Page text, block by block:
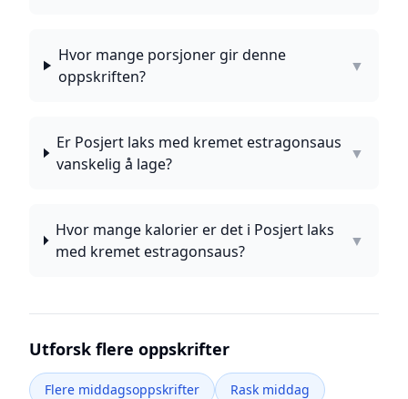
Hvor mange porsjoner gir denne
oppskriften?
▼
Er Posjert laks med kremet estragonsaus
vanskelig å lage?
▼
Hvor mange kalorier er det i Posjert laks
med kremet estragonsaus?
▼
Utforsk flere oppskrifter
Flere middagsoppskrifter
Rask middag